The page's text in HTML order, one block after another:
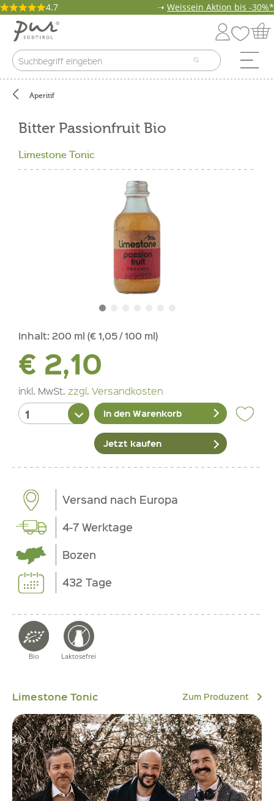
4.7 ➝ Weissein Aktion bis -30%*
Aperitif
Bitter Passionfruit Bio
Limestone Tonic
Inhalt: 200 ml (€ 1,05 / 100 ml)
€ 2,10
inkl. MwSt. zzgl. Versandkosten
In den Warenkorb
Jetzt kaufen
Versand nach Europa
4-7 Werktage
Bozen
432 Tage
Bio Laktosefrei
Limestone Tonic Zum Produzent